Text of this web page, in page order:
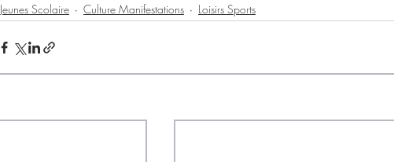
Jeunes Scolaire
Culture Manifestations Loisirs Sports